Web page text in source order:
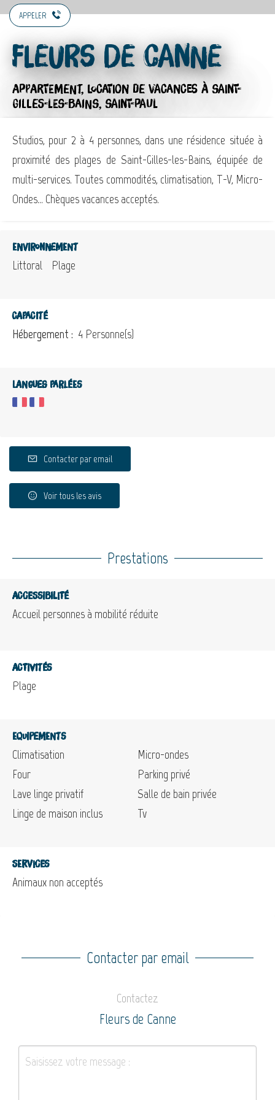
APPELER
Fleurs de Canne
APPARTEMENT, LOCATION DE VACANCES À SAINT-
GILLES-LES-BAINS, SAINT-PAUL
Studios, pour 2 à 4 personnes, dans une résidence située à
proximité des plages de Saint-Gilles-les-Bains, équipée de
multi-services. Toutes commodités, climatisation, T-V, Micro-
Ondes... Chèques vacances acceptés.
Environnement
Littoral Plage
Capacité
Hébergement : 4 Personne(s)
Langues parlées
Contacter par email
Voir tous les avis
Prestations
Accessibilité
Accueil personnes à mobilité réduite
Activités
Plage
Equipements
Climatisation
Four
Lave linge privatif
Linge de maison inclus
Micro-ondes
Parking privé
Salle de bain privée
Tv
Services
Animaux non acceptés
Contacter par email
Contactez
Fleurs de Canne